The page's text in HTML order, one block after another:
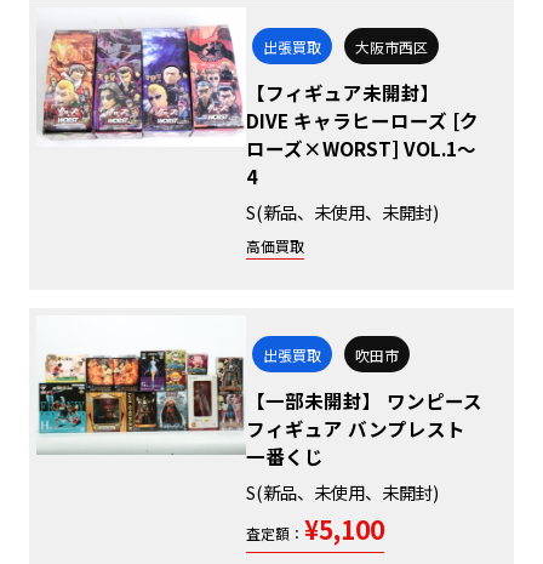
出張買取 大阪市西区
【フィギュア未開封】
DIVE キャラヒーローズ [ク
ローズ×WORST] VOL.1～
4
S(新品、未使用、未開封)
高価買取
出張買取 吹田市
【一部未開封】 ワンピース
フィギュア バンプレスト
一番くじ
S(新品、未使用、未開封)
査定額： ¥5,100